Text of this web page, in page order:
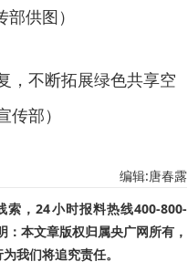
供图）
，不断拓展绿色共享空
部）
编辑:唐春露
索，24小时报料热线400-800-
本文章版权归属央广网所有，
我们将追究责任。